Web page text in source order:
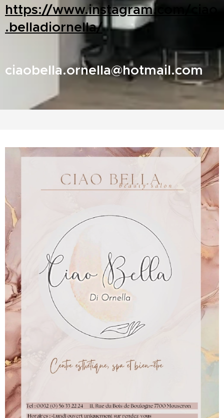
https://www.instagram.com/ciao
.belladiornella/
ciaobella.ornella@hotmail.com